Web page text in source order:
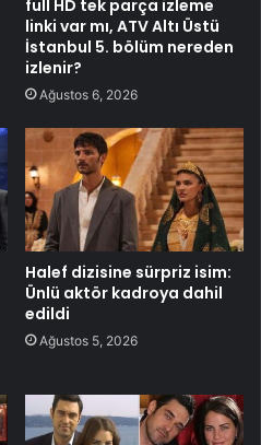
full HD tek parça izleme
linki var mı, ATV Altı Üstü
İstanbul 5. bölüm nereden
izlenir?
Ağustos 6, 2026
Halef dizisine sürpriz isim:
Ünlü aktör kadroya dahil
edildi
Ağustos 5, 2026